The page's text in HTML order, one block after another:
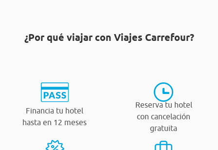
¿Por qué viajar con Viajes Carrefour?
Financia tu hotel
hasta en 12 meses
Reserva tu hotel
con cancelación
gratuita